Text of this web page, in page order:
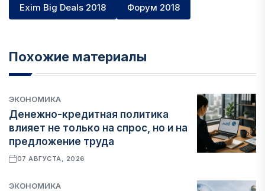
Exim Big Deals 2018 Форум 2018
Похожие материалы
ЭКОНОМИКА
Денежно-кредитная политика
влияет не только на спрос, но и на
предложение труда
07 АВГУСТА, 2026
ЭКОНОМИКА